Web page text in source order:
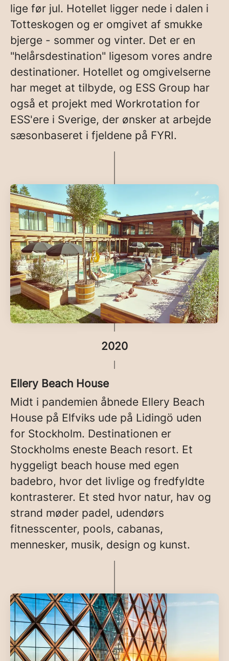
lige før jul. Hotellet ligger nede i dalen i
Totteskogen og er omgivet af smukke
bjerge - sommer og vinter. Det er en
"helårsdestination" ligesom vores andre
destinationer. Hotellet og omgivelserne
har meget at tilbyde, og ESS Group har
også et projekt med Workrotation for
ESS'ere i Sverige, der ønsker at arbejde
sæsonbaseret i fjeldene på FYRI.
2020
Ellery Beach House
Midt i pandemien åbnede Ellery Beach
House på Elfviks ude på Lidingö uden
for Stockholm. Destinationen er
Stockholms eneste Beach resort. Et
hyggeligt beach house med egen
badebro, hvor det livlige og fredfyldte
kontrasterer. Et sted hvor natur, hav og
strand møder padel, udendørs
fitnesscenter, pools, cabanas,
mennesker, musik, design og kunst.